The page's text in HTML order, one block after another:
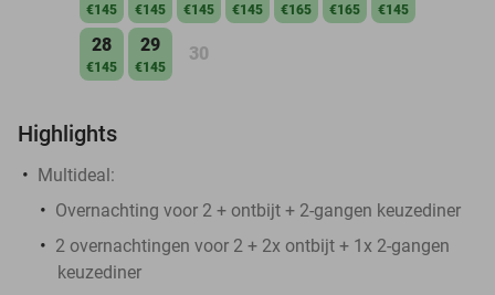
€145 €145 €145 €145 €165 €165 €145
28
€145
29
€145
30
Highlights
Multideal:
Overnachting voor 2 + ontbijt + 2-gangen keuzediner
2 overnachtingen voor 2 + 2x ontbijt + 1x 2-gangen
keuzediner